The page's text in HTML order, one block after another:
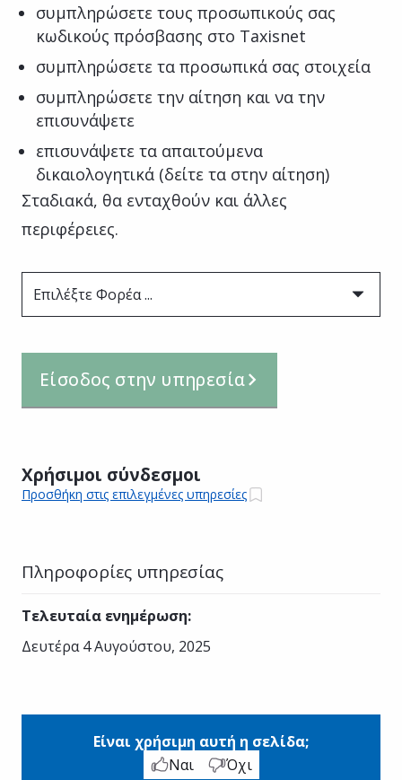
συμπληρώσετε τους προσωπικούς σας
κωδικούς πρόσβασης στο Taxisnet
συμπληρώσετε τα προσωπικά σας στοιχεία
συμπληρώσετε την αίτηση και να την
επισυνάψετε
επισυνάψετε τα απαιτούμενα
δικαιολογητικά (δείτε τα στην αίτηση)
Σταδιακά, θα ενταχθούν και άλλες
περιφέρειες.
Επιλέξτε Φορέα ...
Είσοδος στην υπηρεσία
Χρήσιμοι σύνδεσμοι
Προσθήκη στις επιλεγμένες υπηρεσίες
Πληροφορίες υπηρεσίας
Τελευταία ενημέρωση:
Δευτέρα 4 Αυγούστου, 2025
Είναι χρήσιμη αυτή η σελίδα;
Ναι
Όχι